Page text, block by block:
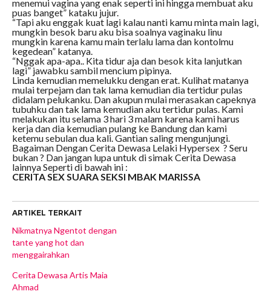
menemui vagina yang enak seperti ini hingga membuat aku
puas banget” kataku jujur.
“Tapi aku enggak kuat lagi kalau nanti kamu minta main lagi,
mungkin besok baru aku bisa soalnya vaginaku linu
mungkin karena kamu main terlalu lama dan kontolmu
kegedean” katanya.
“Nggak apa-apa.. Kita tidur aja dan besok kita lanjutkan
lagi” jawabku sambil mencium pipinya.
Linda kemudian memelukku dengan erat. Kulihat matanya
mulai terpejam dan tak lama kemudian dia tertidur pulas
didalam pelukanku. Dan akupun mulai merasakan capeknya
tubuhku dan tak lama kemudian aku tertidur pulas. Kami
melakukan itu selama 3 hari 3 malam karena kami harus
kerja dan dia kemudian pulang ke Bandung dan kami
ketemu sebulan dua kali. Gantian saling mengunjungi.
Bagaiman Dengan Cerita Dewasa Lelaki Hypersex ? Seru
bukan ? Dan jangan lupa untuk di simak Cerita Dewasa
lainnya Seperti di bawah ini :
CERITA SEX SUARA SEKSI MBAK MARISSA
ARTIKEL TERKAIT
Nikmatnya Ngentot dengan
tante yang hot dan
menggairahkan
Cerita Dewasa Artis Maia
Ahmad